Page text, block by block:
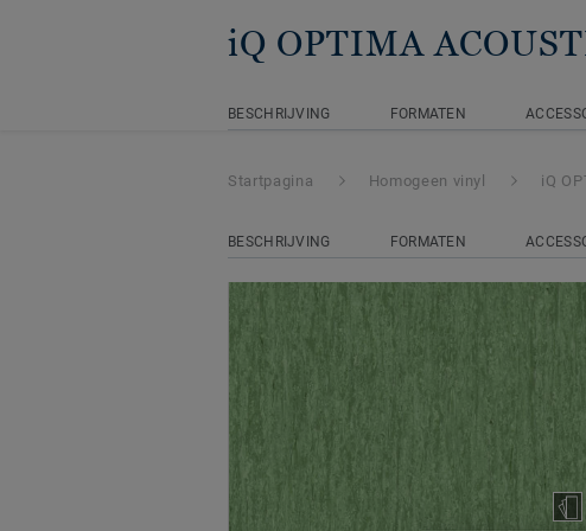
iQ OPTIMA
BESCHRIJVING FORMATEN
Startpagina Homogeen vinyl iQ
BESCHRIJVING FORMATEN